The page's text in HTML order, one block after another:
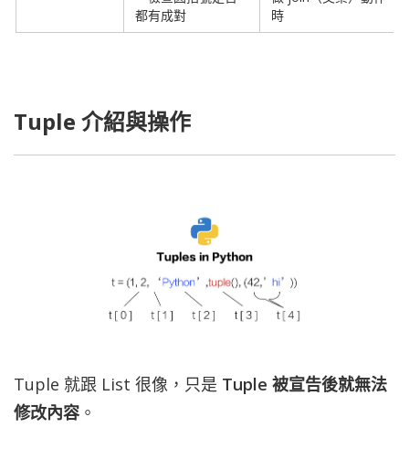
都有成對
時
Tuple 介紹與操作
Tuple 就跟 List 很像，只是 Tuple 被宣告後就無法
修改內容 。